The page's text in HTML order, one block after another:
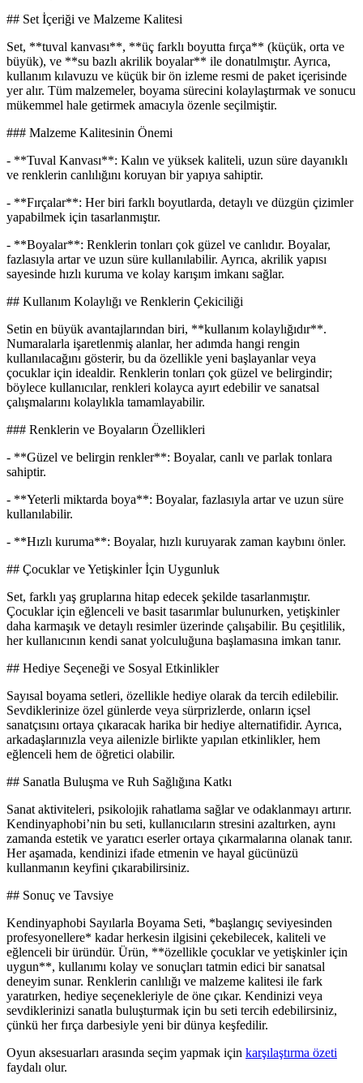
## Set İçeriği ve Malzeme Kalitesi
Set, **tuval kanvası**, **üç farklı boyutta fırça** (küçük, orta ve
büyük), ve **su bazlı akrilik boyalar** ile donatılmıştır. Ayrıca,
kullanım kılavuzu ve küçük bir ön izleme resmi de paket içerisinde
yer alır. Tüm malzemeler, boyama sürecini kolaylaştırmak ve sonucu
mükemmel hale getirmek amacıyla özenle seçilmiştir.
### Malzeme Kalitesinin Önemi
- **Tuval Kanvası**: Kalın ve yüksek kaliteli, uzun süre dayanıklı
ve renklerin canlılığını koruyan bir yapıya sahiptir.
- **Fırçalar**: Her biri farklı boyutlarda, detaylı ve düzgün çizimler
yapabilmek için tasarlanmıştır.
- **Boyalar**: Renklerin tonları çok güzel ve canlıdır. Boyalar,
fazlasıyla artar ve uzun süre kullanılabilir. Ayrıca, akrilik yapısı
sayesinde hızlı kuruma ve kolay karışım imkanı sağlar.
## Kullanım Kolaylığı ve Renklerin Çekiciliği
Setin en büyük avantajlarından biri, **kullanım kolaylığıdır**.
Numaralarla işaretlenmiş alanlar, her adımda hangi rengin
kullanılacağını gösterir, bu da özellikle yeni başlayanlar veya
çocuklar için idealdir. Renklerin tonları çok güzel ve belirgindir;
böylece kullanıcılar, renkleri kolayca ayırt edebilir ve sanatsal
çalışmalarını kolaylıkla tamamlayabilir.
### Renklerin ve Boyaların Özellikleri
- **Güzel ve belirgin renkler**: Boyalar, canlı ve parlak tonlara
sahiptir.
- **Yeterli miktarda boya**: Boyalar, fazlasıyla artar ve uzun süre
kullanılabilir.
- **Hızlı kuruma**: Boyalar, hızlı kuruyarak zaman kaybını önler.
## Çocuklar ve Yetişkinler İçin Uygunluk
Set, farklı yaş gruplarına hitap edecek şekilde tasarlanmıştır.
Çocuklar için eğlenceli ve basit tasarımlar bulunurken, yetişkinler
daha karmaşık ve detaylı resimler üzerinde çalışabilir. Bu çeşitlilik,
her kullanıcının kendi sanat yolculuğuna başlamasına imkan tanır.
## Hediye Seçeneği ve Sosyal Etkinlikler
Sayısal boyama setleri, özellikle hediye olarak da tercih edilebilir.
Sevdiklerinize özel günlerde veya sürprizlerde, onların içsel
sanatçısını ortaya çıkaracak harika bir hediye alternatifidir. Ayrıca,
arkadaşlarınızla veya ailenizle birlikte yapılan etkinlikler, hem
eğlenceli hem de öğretici olabilir.
## Sanatla Buluşma ve Ruh Sağlığına Katkı
Sanat aktiviteleri, psikolojik rahatlama sağlar ve odaklanmayı artırır.
Kendinyaphobi’nin bu seti, kullanıcıların stresini azaltırken, aynı
zamanda estetik ve yaratıcı eserler ortaya çıkarmalarına olanak tanır.
Her aşamada, kendinizi ifade etmenin ve hayal gücünüzü
kullanmanın keyfini çıkarabilirsiniz.
## Sonuç ve Tavsiye
Kendinyaphobi Sayılarla Boyama Seti, *başlangıç seviyesinden
profesyonellere* kadar herkesin ilgisini çekebilecek, kaliteli ve
eğlenceli bir üründür. Ürün, **özellikle çocuklar ve yetişkinler için
uygun**, kullanımı kolay ve sonuçları tatmin edici bir sanatsal
deneyim sunar. Renklerin canlılığı ve malzeme kalitesi ile fark
yaratırken, hediye seçenekleriyle de öne çıkar. Kendinizi veya
sevdiklerinizi sanatla buluşturmak için bu seti tercih edebilirsiniz,
çünkü her fırça darbesiyle yeni bir dünya keşfedilir.
Oyun aksesuarları arasında seçim yapmak için karşılaştırma özeti
faydalı olur.